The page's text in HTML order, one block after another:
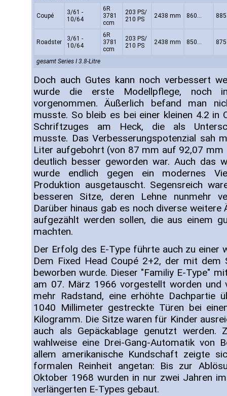
Coupé
3/61 -
10/64
6R
3781
ccm
203 PS/
210 PS
2438 mm 860...
Roadster
3/61 -
10/64
6R
3781
ccm
203 PS/
210 PS
2438 mm 850...
gesamt Series I 3.8-Litre
Doch auch Gutes kann noch verbessert
wurde die erste Modellpflege, noch
vorgenommen. Äußerlich befand man
musste. So bleib es bei einer kleinen 4.2 in
Schriftzuges am Heck, die als
musste. Das Verbesserungspotenzial sah
Liter aufgebohrt (von 87 mm auf 92,07 mm
deutlich besser geworden war. Auch das
wurde endlich gegen ein modernes
Produktion ausgetauscht. Segensreich
besseren Sitze, deren Lehne nunmehr
Darüber hinaus gab es noch diverse weitere
aufgezählt werden sollen, die aus einem
machten.
Der Erfolg des E-Type führte auch zu einer
Dem Fixed Head Coupé 2+2, der mit dem
beworben wurde. Dieser "Familiy E-Type"
am 07. März 1966 vorgestellt worden
mehr Radstand, eine erhöhte Dachpartie
1040 Millimeter gestreckte Türen bei
Kilogramm. Die Sitze waren für Kinder
auch als Gepäckablage genutzt werden.
wahlweise eine Drei-Gang-Automatik von
allem amerikanische Kundschaft zeigte
formalen Reinheit angetan: Bis zur
Oktober 1968 wurden in nur zwei Jahren
verlängerten E-Types gebaut.